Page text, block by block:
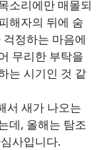
소리에만 매몰되
해자의 뒤에 숨
정하는 마음에
무리한 부탁을
는 시기인 것 같
서 새가 나오는
데, 올해는 탐조
사입니다.